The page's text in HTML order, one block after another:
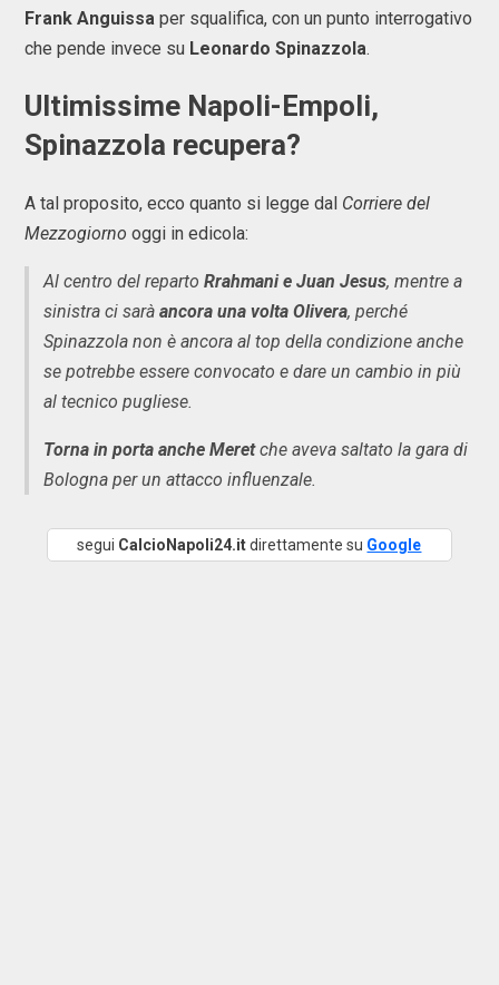
Frank Anguissa per squalifica, con un punto interrogativo
che pende invece su Leonardo Spinazzola.
Ultimissime Napoli-Empoli,
Spinazzola recupera?
A tal proposito, ecco quanto si legge dal Corriere del
Mezzogiorno oggi in edicola:
Al centro del reparto Rrahmani e Juan Jesus, mentre a
sinistra ci sarà ancora una volta Olivera, perché
Spinazzola non è ancora al top della condizione anche
se potrebbe essere convocato e dare un cambio in più
al tecnico pugliese.
Torna in porta anche Meretche aveva saltato la gara di
Bologna per un attacco influenzale.
segui CalcioNapoli24.itdirettamente su Google